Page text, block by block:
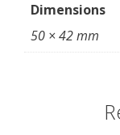
Dimensions
50 × 42 mm